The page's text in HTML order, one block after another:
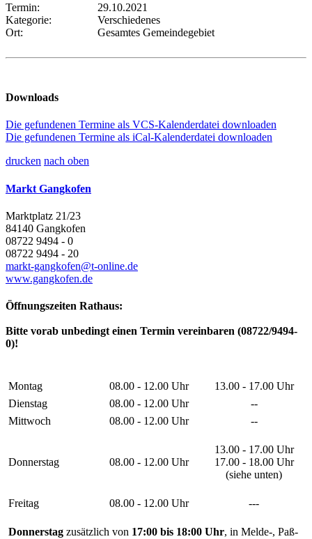
Termin:
29.10.2021
Kategorie:
Verschiedenes
Ort:
Gesamtes Gemeindegebiet
Downloads
Die gefundenen Termine als VCS-Kalenderdatei downloaden
Die gefundenen Termine als iCal-Kalenderdatei downloaden
drucken nach oben
Markt Gangkofen
Marktplatz 21/23
84140 Gangkofen
08722 9494 - 0
08722 9494 - 20
markt-gangkofen@t-online.de
www.gangkofen.de
Öffnungszeiten Rathaus:
Bitte vorab unbedingt einen Termin vereinbaren (08722/9494-
0)!
Montag 08.00 - 12.00 Uhr
13.00 - 17.00 Uhr
Dienstag
08.00 - 12.00 Uhr
--
Mittwoch
08.00 - 12.00 Uhr --
Donnerstag 08.00 - 12.00 Uhr
13.00 - 17.00 Uhr
17.00 - 18.00 Uhr
(siehe unten)
Freitag 08.00 - 12.00 Uhr ---
Donnerstag zusätzlich von 17:00 bis 18:00 Uhr, in Melde-, Paß-